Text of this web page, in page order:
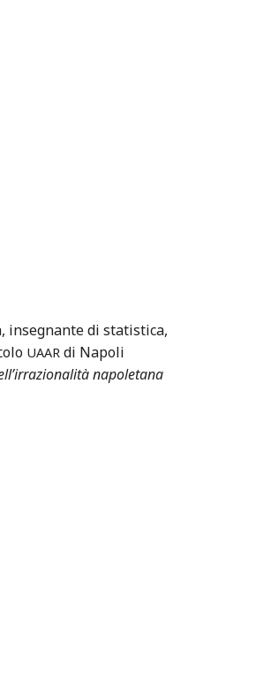
insegnante di statistica,
UAAR di Napoli
napoletana